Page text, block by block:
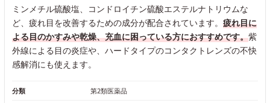
ミンメチル硫酸塩、コンドロイチン硫酸エステルナトリウムな
ど、疲れ目を改善するための成分が配合されています。 疲れ目に
よる目のかすみや乾燥、充血に困っている方におすすめです。紫
外線による目の炎症や、ハードタイプのコンタクトレンズの不快
感解消にも使えます。
分類 第2類医薬品